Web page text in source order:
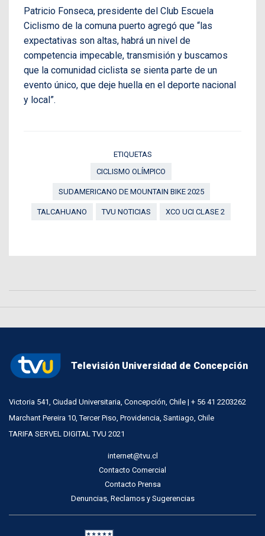
Patricio Fonseca, presidente del Club Escuela
Ciclismo de la comuna puerto agregó que “las
expectativas son altas, habrá un nivel de
competencia impecable, transmisión y buscamos
que la comunidad ciclista se sienta parte de un
evento único, que deje huella en el deporte nacional
y local”.
ETIQUETAS
CICLISMO OLÍMPICO
SUDAMERICANO DE MOUNTAIN BIKE 2025
TALCAHUANO TVU NOTICIAS XCO UCI CLASE 2
Televisión Universidad de Concepción
Victoria 541, Ciudad Universitaria, Concepción, Chile | + 56 41 2203262
Marchant Pereira 10, Tercer Piso, Providencia, Santiago, Chile
TARIFA SERVEL DIGITAL TVU 2021
internet@tvu.cl
Contacto Comercial
Contacto Prensa
Denuncias, Reclamos y Sugerencias